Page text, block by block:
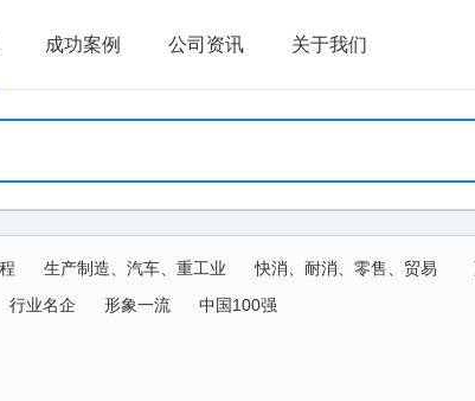
成功案例 公司资讯 关于我们
生产制造、汽车、重工业
快消、耐消、零售、贸易
流、运输、仓储、交通
教育、培训、艺术
行业名企 形象一流 中国100强